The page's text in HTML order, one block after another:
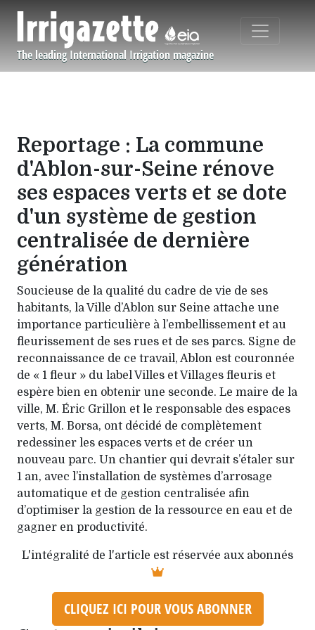
The leading International Irrigation magazine
Navigation principale
Reportage : La commune
d'Ablon-sur-Seine rénove
ses espaces verts et se dote
d'un système de gestion
centralisée de dernière
génération
Soucieuse de la qualité du cadre de vie de ses
habitants, la Ville d’Ablon sur Seine attache une
importance particulière à l’embellissement et au
fleurissement de ses rues et de ses parcs. Signe de
reconnaissance de ce travail, Ablon est couronnée
de « 1 fleur » du label Villes et Villages fleuris et
espère bien en obtenir une seconde. Le maire de la
ville, M. Éric Grillon et le responsable des espaces
verts, M. Borsa, ont décidé de complètement
redessiner les espaces verts et de créer un
nouveau parc. Un chantier qui devrait s’étaler sur
1 an, avec l’installation de systèmes d’arrosage
automatique et de gestion centralisée afin
d’optimiser la gestion de la ressource en eau et de
gagner en productivité.
L'intégralité de l'article est réservée aux abonnés
CLIQUEZ ICI POUR VOUS ABONNER